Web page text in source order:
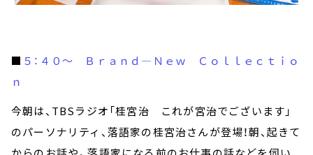
■ ５：４０～ Ｂｒａｎｄ―Ｎｅｗ Ｃｏｌｌｅｃｔｉｏ
ｎ
今朝は、TBSラジオ「桂宮治 これが宮治でございます」
のパーソナリティ、落語家の桂宮治さんが登場！朝、起きて